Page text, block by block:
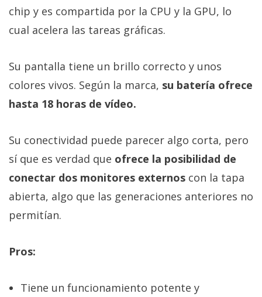
chip y es compartida por la CPU y la GPU, lo
cual acelera las tareas gráficas.
Su pantalla tiene un brillo correcto y unos
colores vivos. Según la marca, su batería ofrece
hasta 18 horas de vídeo.
Su conectividad puede parecer algo corta, pero
sí que es verdad que ofrece la posibilidad de
conectar dos monitores externos con la tapa
abierta, algo que las generaciones anteriores no
permitían.
Pros:
Tiene un funcionamiento potente y